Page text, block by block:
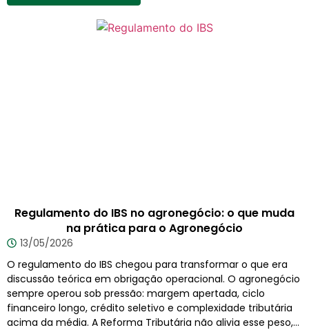
Regulamento do IBS no agronegócio: o que muda
na prática para o Agronegócio
13/05/2026
O regulamento do IBS chegou para transformar o que era
discussão teórica em obrigação operacional. O agronegócio
sempre operou sob pressão: margem apertada, ciclo
financeiro longo, crédito seletivo e complexidade tributária
acima da média. A Reforma Tributária não alivia esse peso,...